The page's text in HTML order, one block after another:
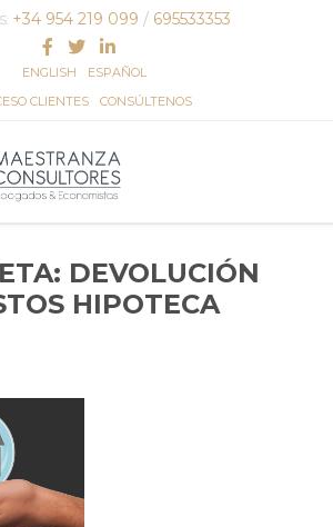
+34 954 219 099 / 695533353
ENGLISH
ESPAÑOL
CLIENTES
CONSÚLTENOS
DEVOLUCIÓN
HIPOTECA